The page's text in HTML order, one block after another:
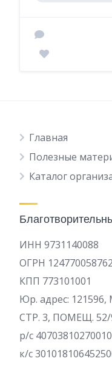
Главная
Полезные
Каталог
ИНН 9731140088
ОГРН
КПП 773101001
Юр. адрес:
СТР. 3, ПОМЕЩ. 52/
р/c
к/с